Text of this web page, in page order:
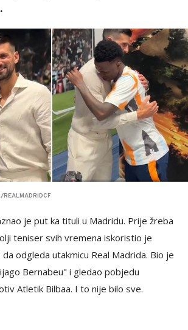
je put ka tituli u Madridu. Prije žreba
teniser svih vremena iskoristio je
odgleda utakmicu Real Madrida. Bio je
Bernabeu" i gledao pobjedu
Atletik Bilbaa. I to nije bilo sve.